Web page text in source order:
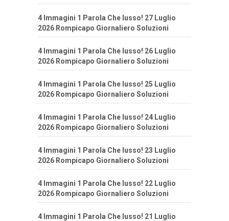
4 Immagini 1 Parola Che lusso! 27 Luglio
2026 Rompicapo Giornaliero Soluzioni
4 Immagini 1 Parola Che lusso! 26 Luglio
2026 Rompicapo Giornaliero Soluzioni
4 Immagini 1 Parola Che lusso! 25 Luglio
2026 Rompicapo Giornaliero Soluzioni
4 Immagini 1 Parola Che lusso! 24 Luglio
2026 Rompicapo Giornaliero Soluzioni
4 Immagini 1 Parola Che lusso! 23 Luglio
2026 Rompicapo Giornaliero Soluzioni
4 Immagini 1 Parola Che lusso! 22 Luglio
2026 Rompicapo Giornaliero Soluzioni
4 Immagini 1 Parola Che lusso! 21 Luglio